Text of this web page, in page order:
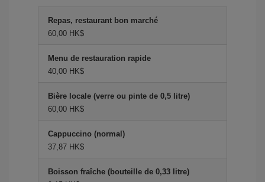
Repas, restaurant bon marché
60,00 HK$
Menu de restauration rapide
40,00 HK$
Bière locale (verre ou pinte de 0,5 litre)
60,00 HK$
Cappuccino (normal)
37,87 HK$
Boisson fraîche (bouteille de 0,33 litre)